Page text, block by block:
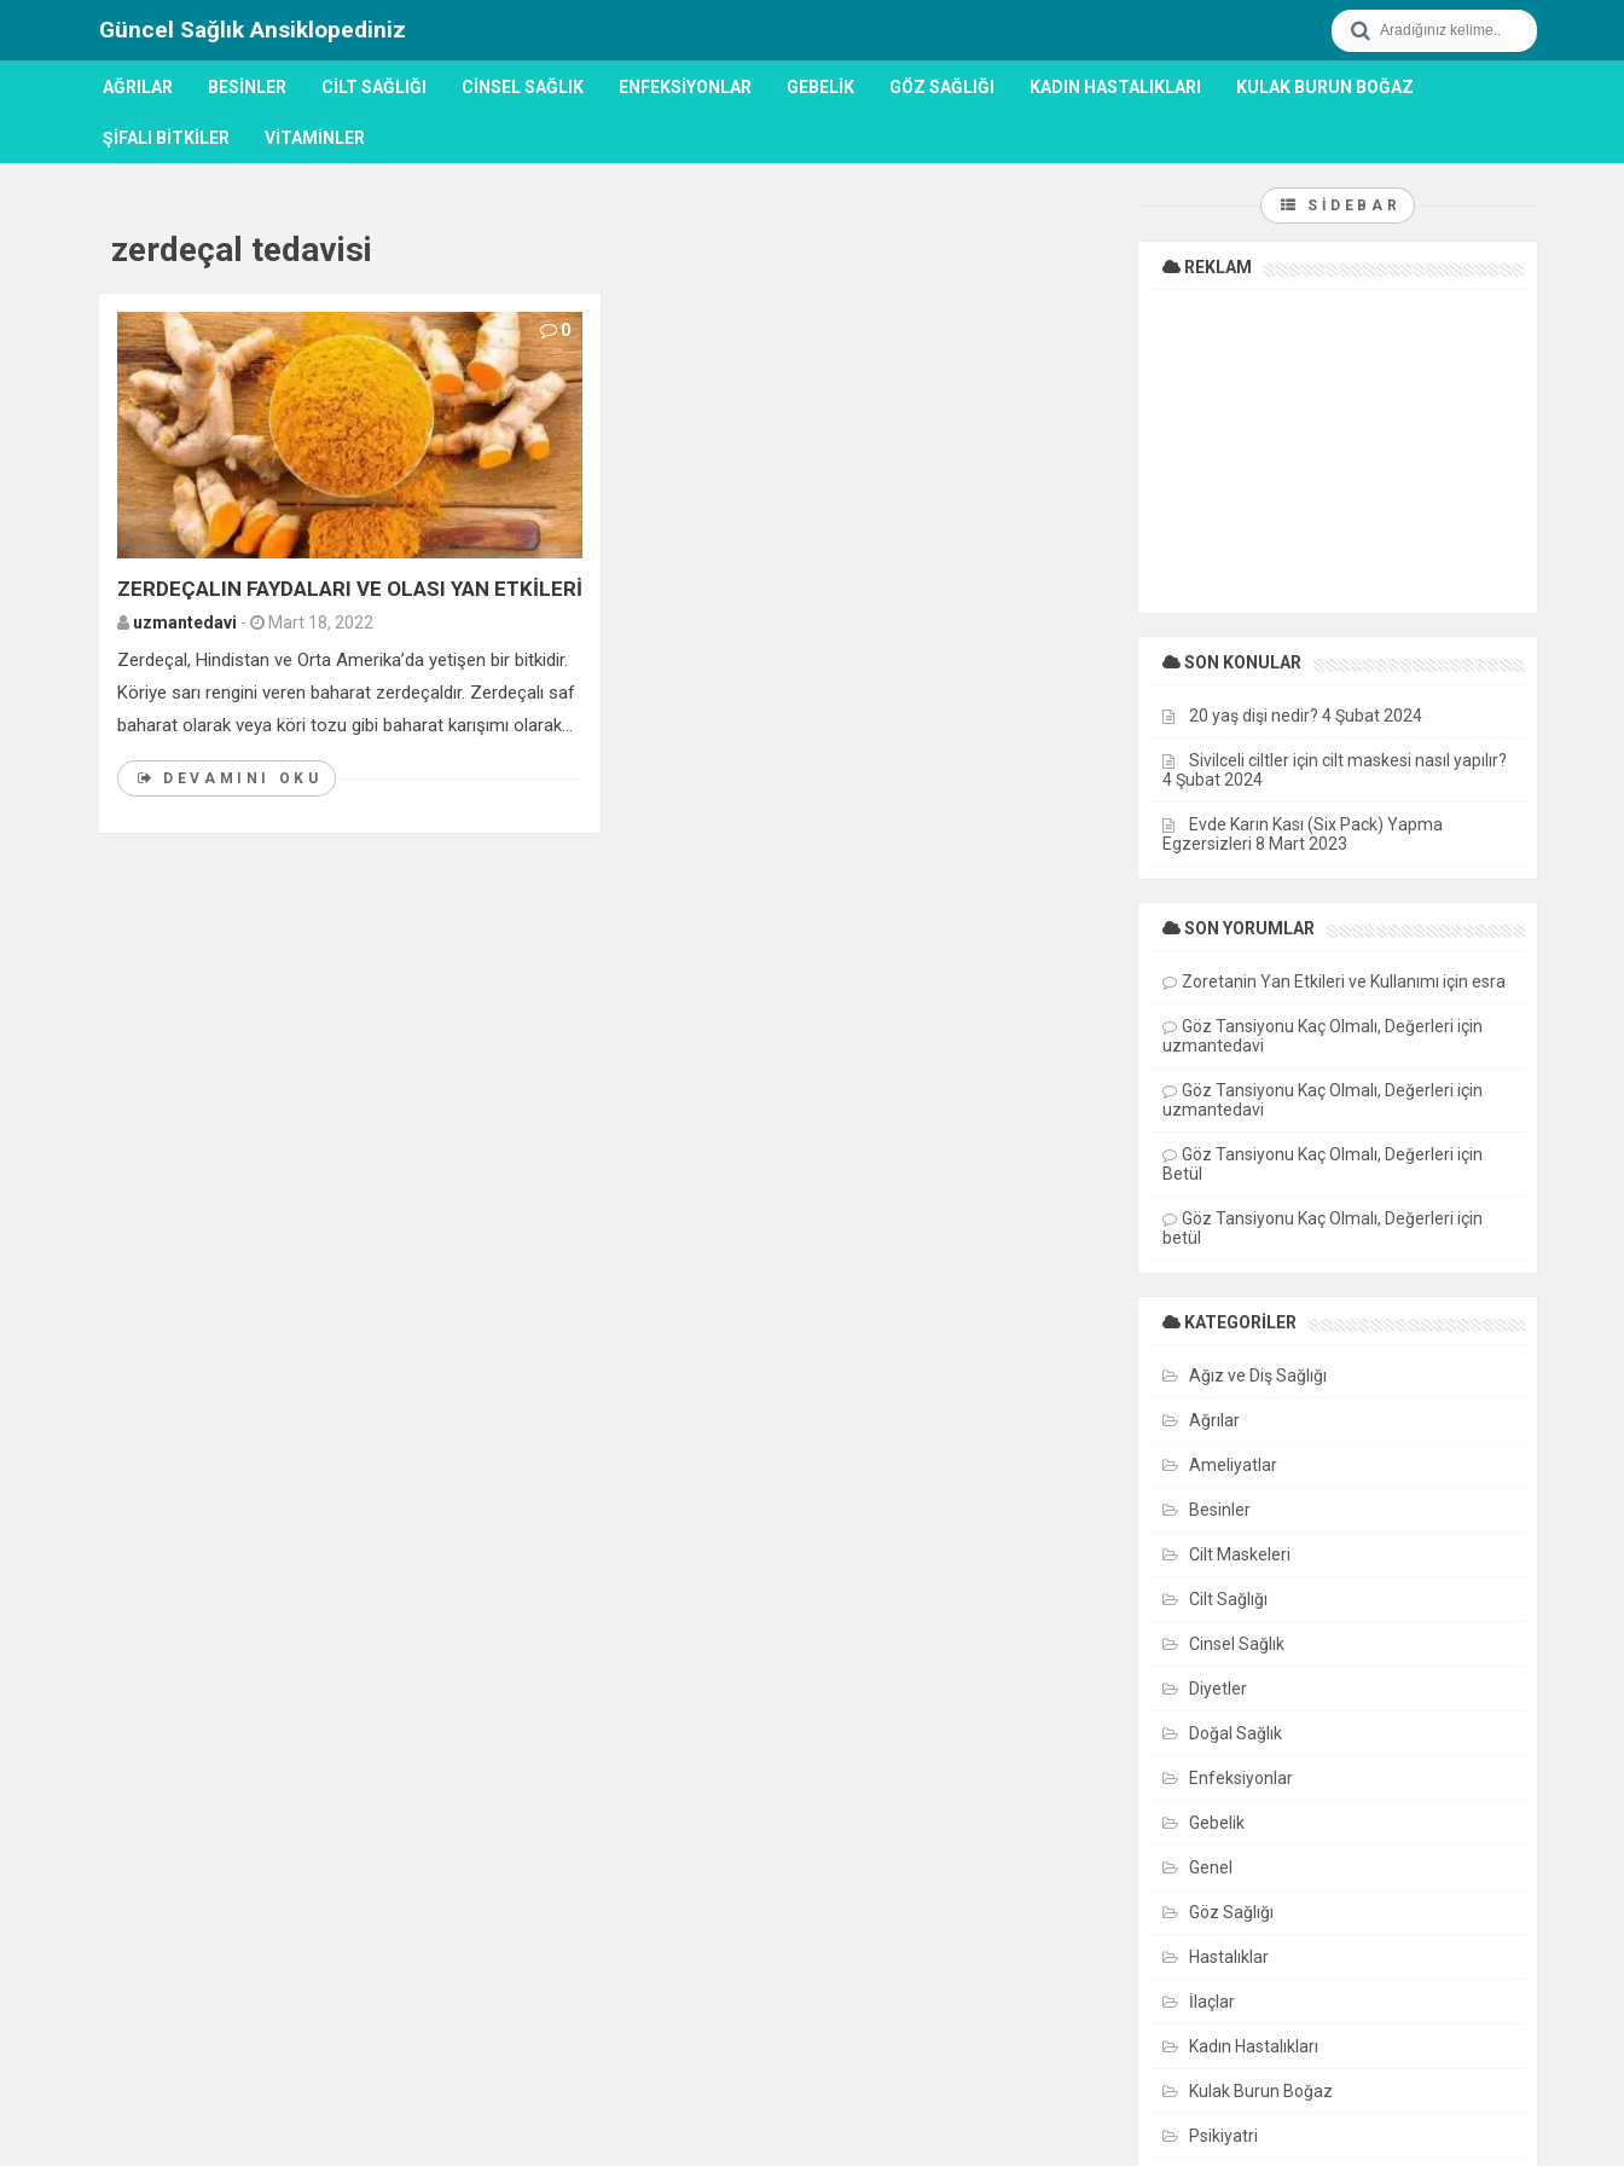
Güncel Sağlık Ansiklopediniz
AĞRILAR BESINLER CILT SAĞLIĞI CINSEL SAĞLIK ENFEKSIYONLAR GEBELIK GÖZ SAĞLIĞI KADIN HASTALIKLARI KULAK BURUN BOĞAZ
ŞIFALI BITKILER VITAMINLER
zerdeçal tedavisi
0
ZERDEÇALIN FAYDALARI VE OLASI YAN ETKİLERİ
uzmantedavi - Mart 18, 2022
Zerdeçal, Hindistan ve Orta Amerika’da yetişen bir bitkidir.
Köriye sarı rengini veren baharat zerdeçaldır. Zerdeçalı saf
baharat olarak veya köri tozu gibi baharat karışımı olarak...
DEVAMINI OKU
SIDEBAR
REKLAM
SON KONULAR
20 yaş dişi nedir? 4 Şubat 2024
Sivilceli ciltler için cilt maskesi nasıl yapılır?
4 Şubat 2024
Evde Karın Kası (Six Pack) Yapma
Egzersizleri 8 Mart 2023
SON YORUMLAR
Zoretanin Yan Etkileri ve Kullanımı için esra
Göz Tansiyonu Kaç Olmalı, Değerleri için
uzmantedavi
Göz Tansiyonu Kaç Olmalı, Değerleri için
uzmantedavi
Göz Tansiyonu Kaç Olmalı, Değerleri için
Betül
Göz Tansiyonu Kaç Olmalı, Değerleri için
betül
KATEGORILER
Ağız ve Diş Sağlığı
Ağrılar
Ameliyatlar
Besinler
Cilt Maskeleri
Cilt Sağlığı
Cinsel Sağlık
Diyetler
Doğal Sağlık
Enfeksiyonlar
Gebelik
Genel
Göz Sağlığı
Hastalıklar
İlaçlar
Kadın Hastalıkları
Kulak Burun Boğaz
Psikiyatri